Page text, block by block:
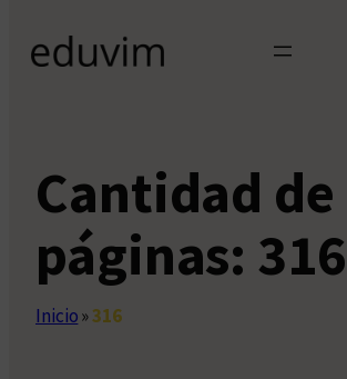
Cantidad de
páginas: 316
Inicio»316